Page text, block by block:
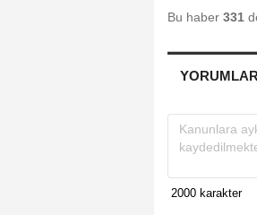
Bu haber 331
YORUMLAR